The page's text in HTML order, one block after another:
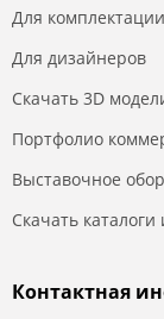
Для
Для дизайнеров
Скачать 3D
Портфолио
Выставочное
Скачать
Контактная